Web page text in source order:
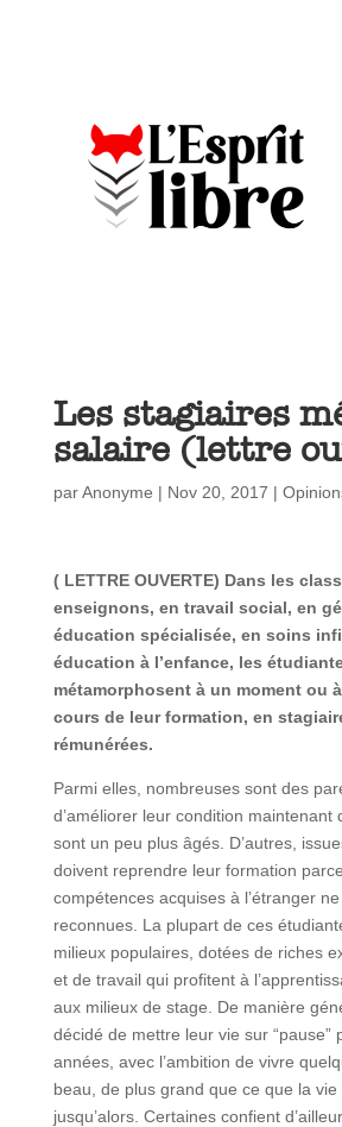
Les stagiaires
salaire (lettre
parAnonyme | Nov 20, 2017 |
( LETTRE OUVERTE) Dans les
enseignons, en travail social, en
éducation spécialisée, en soins
éducation à l’enfance, les
métamorphosent à un moment ou
cours de leur formation, en
rémunérées.
Parmi elles, nombreuses sont des
d’améliorer leur condition maintenant
sont un peu plus âgés. D’autres,
doivent reprendre leur formation
compétences acquises à l’étranger
reconnues. La plupart de ces
milieux populaires, dotées de riches
et de travail qui profitent à
aux milieux de stage. De manière
décidé de mettre leur vie sur “pause”
années, avec l’ambition de vivre
beau, de plus grand que ce que la
jusqu’alors. Certaines confient